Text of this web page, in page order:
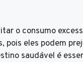
o consumo
pois eles podem
saudável é